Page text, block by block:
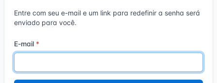
Entre com seu e-mail e um link para redefinir a senha será
enviado para você.
E-mail